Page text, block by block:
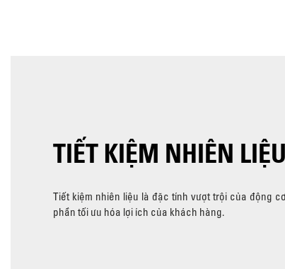
TIẾT KIỆM NHIÊN LIỆU
Tiết kiệm nhiên liệu là đặc tính vượt trội của động
phần tối ưu hóa lợi ích của khách hàng.